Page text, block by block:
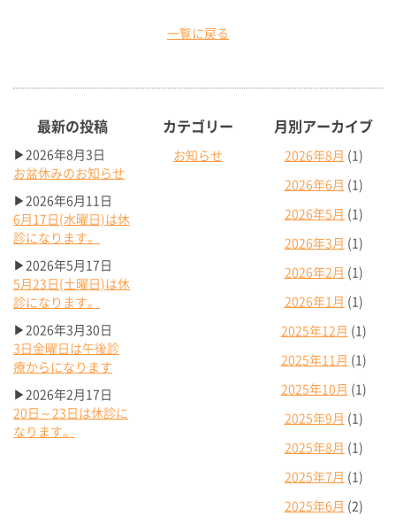
一覧に戻る
最新の投稿
▶2026年8月3日
お盆休みのお知らせ
▶2026年6月11日
6月17日(水曜日)は休
診になります。
▶2026年5月17日
5月23日(土曜日)は休
診になります。
▶2026年3月30日
3日金曜日は午後診
療からになります
▶2026年2月17日
20日～23日は休診に
なります。
カテゴリー
お知らせ
月別アーカイブ
2026年8月 (1)
2026年6月 (1)
2026年5月 (1)
2026年3月 (1)
2026年2月 (1)
2026年1月 (1)
2025年12月 (1)
2025年11月 (1)
2025年10月 (1)
2025年9月 (1)
2025年8月 (1)
2025年7月 (1)
2025年6月 (2)